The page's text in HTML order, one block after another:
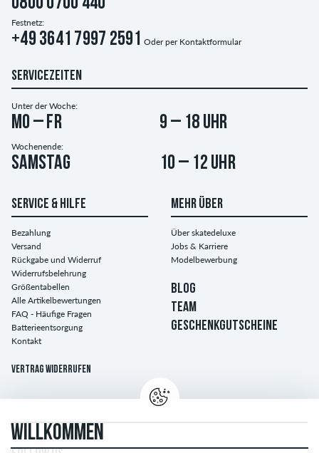
Festnetz:
+49 3641 7997 2591 Oder per Kontaktformular
SERVICEZEITEN
Unter der Woche:
Mo – Fr 9 – 18 Uhr
Wochenende:
Samstag 10 – 12 Uhr
SERVICE & HILFE
Bezahlung
Versand
Rückgabe und Widerruf
Widerrufsbelehrung
Größentabellen
Alle Artikelbewertungen
FAQ - Häufige Fragen
Batterieentsorgung
Kontakt
Vertrag widerrufen
MEHR ÜBER
Über skatedeluxe
Jobs & Karriere
Modelbewerbung
BLOG
TEAM
GESCHENKGUTSCHEINE
WILLKOMMEN